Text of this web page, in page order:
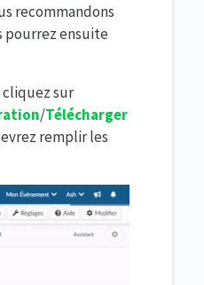
recommandons
ensuite
sur
/Télécharger
remplir les